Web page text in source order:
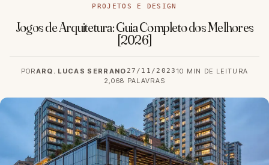
PROJETOS E DESIGN
Jogos de Arquitetura: Guia Completo dos Melhores
[2026]
PORARQ. LUCAS SERRANO27/11/2023 10 MIN DE LEITURA
2,068 PALAVRAS